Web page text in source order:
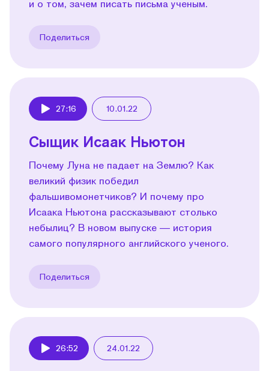
и о том, зачем писать письма ученым.
Поделиться
27:16 10.01.22
Сыщик Исаак Ньютон
Почему Луна не падает на Землю? Как
великий физик победил
фальшивомонетчиков? И почему про
Исаака Ньютона рассказывают столько
небылиц? В новом выпуске — история
самого популярного английского ученого.
Поделиться
26:52 24.01.22